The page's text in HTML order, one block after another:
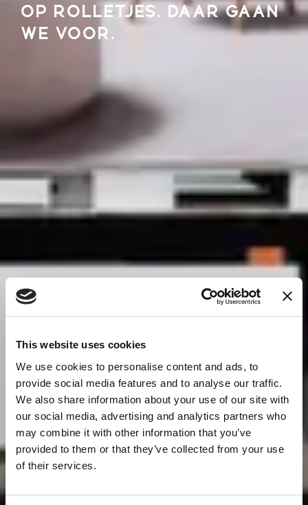
This website uses cookies
We use cookies to personalise content and ads, to
provide social media features and to analyse our traffic.
We also share information about your use of our site with
our social media, advertising and analytics partners who
may combine it with other information that you’ve
provided to them or that they’ve collected from your use
of their services.
OP ROLLETJES. DAAR GAAN
WE VOOR.